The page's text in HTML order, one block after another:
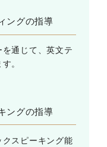
ングの指導
通じて、英文テ
。
ングの指導
スピーキング能